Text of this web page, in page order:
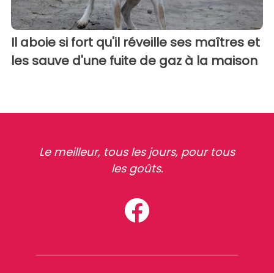
Il aboie si fort qu'il réveille ses maîtres et
les sauve d'une fuite de gaz à la maison
Le meilleur, tous les jours, pour tous
les goûts.